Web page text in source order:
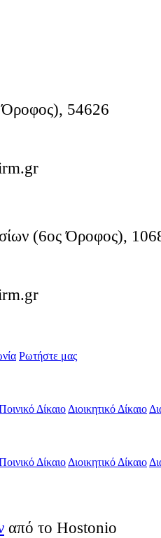
Όροφος), 54626
(6ος Όροφος),
Ρωτήστε μας
Δίκαιο Διοικητικό Δίκαιο
Δίκαιο Διοικητικό Δίκαιο
από το Hostonio